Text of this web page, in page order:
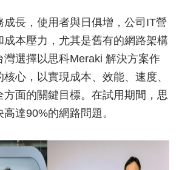
成長，使用者與日俱增，公司IT營
成本壓力，尤其是舊有的網路架構
灣選擇以思科Meraki 解決方案作
心，以實現成本、效能、速度、
方面的關鍵目標。在試用期間，思
達90%的網路問題。